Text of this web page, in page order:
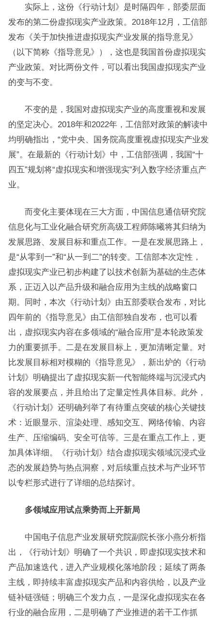
实际上，这份《行动计划》是时隔四年，部委层面
发布的第二份虚拟现实产业政策。2018年12月，工信部
发布《关于加快推进虚拟现实产业发展的指导意见》
（以下简称《指导意见》），这也是我国首份虚拟现实
产业政策。对比两份文件，可以看出我国虚拟现实产业
的变与不变。
不变的是，我国对虚拟现实产业的高度重视和发展
的坚定决心。2018年和2022年，工信部对政策的解读中
均明确指出，“党中央、国务院高度重视虚拟现实产业发
展”。在最新的《行动计划》中，工信部强调，我国“十
四五”规划将“虚拟现实和增强现实”列入数字经济重点产
业。
而变化主要体现在三大方面，中国信息通信研究院
信息化与工业化融合研究所高级工程师陈曦将其归纳为
发展思路、发展目标和重点工作。一是在发展思路上，
是“从零到一”和“从一到二”的转变。工信部本次定性，
虚拟现实产业已初步构建了以技术创新为基础的生态体
系，正迈入以产品升级和融合应用为主线的战略窗口
期。同时，本次《行动计划》由五部委联合发布，对比
四年前的《指导意见》由工信部独自发布，也可以看
出，虚拟现实内容在多领域的“融合应用”是本轮政策发
力的重要抓手。二是在发展目标上，更加清晰定量。对
比发展目标相对模糊的《指导意见》，新出炉的《行动
计划》明确提出了虚拟现实新一代智能终端与沉浸式内
容的发展要点，并且给出了定量定性具体目标。此外，
《行动计划》还明确列举了有待重点突破的核心关键技
术：近眼显示、渲染处理、感知交互、网络传输、内容
生产、压缩编码、安全可信等。三是在重点工作上，更
加具体详细。《行动计划》结合虚拟现实领域沉浸式业
态的发展趋势与热点洞察，对后续重点技术与产业环节
以专栏形式进行了详细的总结探讨。
多领域应用试点乘势而上开新局
中国电子信息产业发展研究院副院长张小燕分析指
出，《行动计划》明确了一个共识，即虚拟现实技术和
产品加速迭代，进入产业规模化落地阶段；延续了两条
主线，即持续丰富虚拟现实产品和内容供给，以及产业
链补链强链；明确三个发力点，一是深化虚拟现实在各
行业的融合应用，二是明确了产业推进的若干工作抓